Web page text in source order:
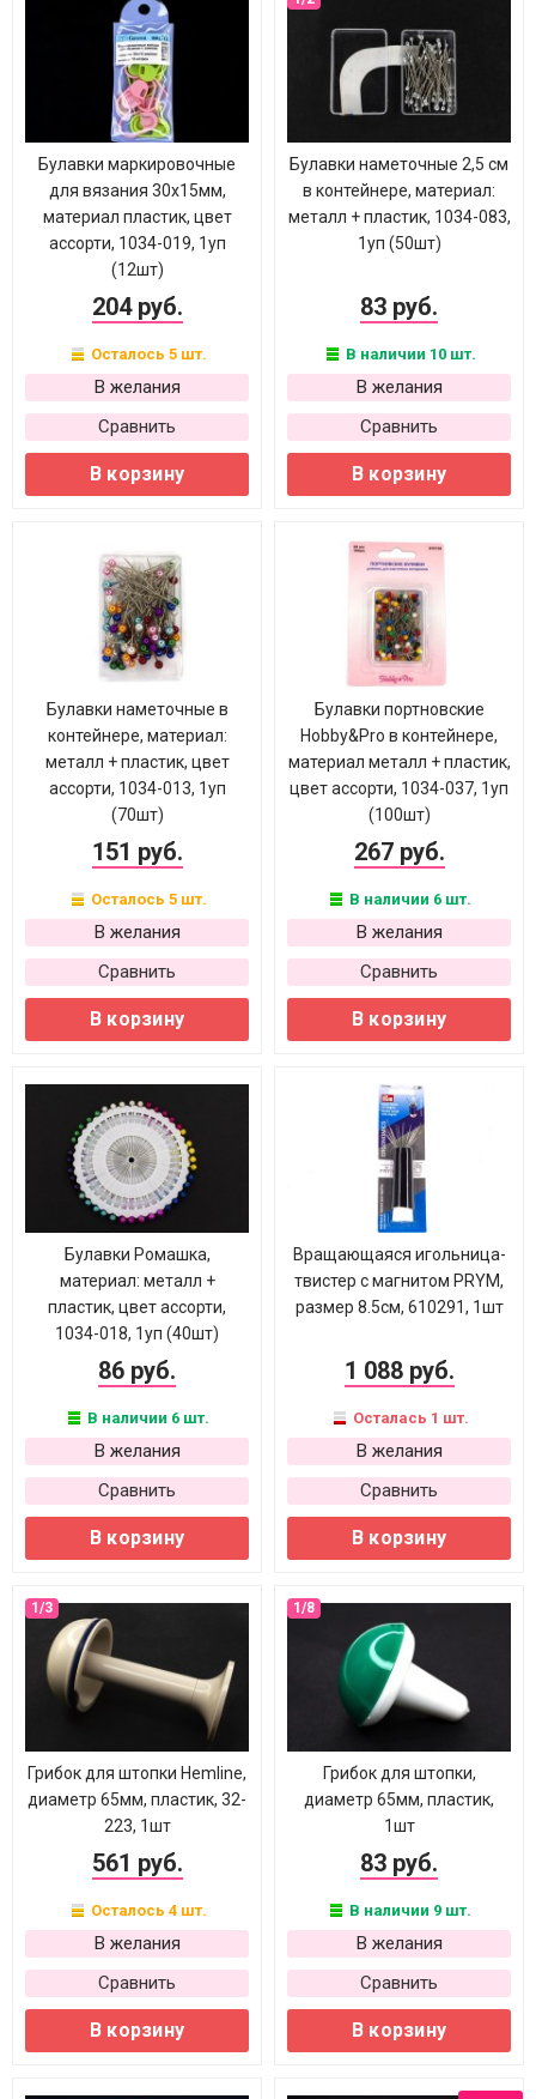
Булавки маркировочные
для вязания 30х15мм,
материал пластик, цвет
ассорти, 1034-019, 1уп
(12шт)
204 руб.
Осталось 5 шт.
В желания
Сравнить
В корзину
Булавки наметочные 2,5 см
в контейнере, материал:
металл + пластик, 1034-083,
1уп (50шт)
83 руб.
В наличии 10 шт.
В желания
Сравнить
В корзину
Булавки наметочные в
контейнере, материал:
металл + пластик, цвет
ассорти, 1034-013, 1уп
(70шт)
151 руб.
Осталось 5 шт.
В желания
Сравнить
В корзину
Булавки портновские
Hobby&Pro в контейнере,
материал металл + пластик,
цвет ассорти, 1034-037, 1уп
(100шт)
267 руб.
В наличии 6 шт.
В желания
Сравнить
В корзину
Булавки Ромашка,
материал: металл +
пластик, цвет ассорти,
1034-018, 1уп (40шт)
86 руб.
В наличии 6 шт.
В желания
Сравнить
В корзину
Вращающаяся игольница-
твистер с магнитом PRYM,
размер 8.5cм, 610291, 1шт
1 088 руб.
Осталась 1 шт.
В желания
Сравнить
В корзину
Грибок для штопки Hemline,
диаметр 65мм, пластик, 32-
223, 1шт
561 руб.
Осталось 4 шт.
В желания
Сравнить
В корзину
Грибок для штопки,
диаметр 65мм, пластик,
1шт
83 руб.
В наличии 9 шт.
В желания
Сравнить
В корзину